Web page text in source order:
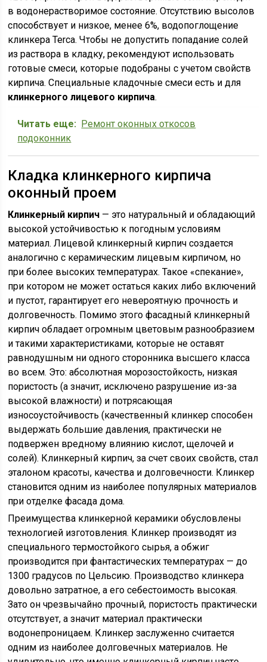
в водонерастворимое состояние. Отсутствию высолов
способствует и низкое, менее 6%, водопоглощение
клинкера Terca. Чтобы не допустить попадание солей
из раствора в кладку, рекомендуют использовать
готовые смеси, которые подобраны с учетом свойств
кирпича. Специальные кладочные смеси есть и для
клинкерного лицевого кирпича.
Читать еще: Ремонт оконных откосов
подоконник
Кладка клинкерного кирпича
оконный проем
Клинкерный кирпич — это натуральный и обладающий
высокой устойчивостью к погодным условиям
материал. Лицевой клинкерный кирпич создается
аналогично с керамическим лицевым кирпичом, но
при более высоких температурах. Такое «спекание»,
при котором не может остаться каких либо включений
и пустот, гарантирует его невероятную прочность и
долговечность. Помимо этого фасадный клинкерный
кирпич обладает огромным цветовым разнообразием
и такими характеристиками, которые не оставят
равнодушным ни одного сторонника высшего класса
во всем. Это: абсолютная морозостойкость, низкая
пористость (а значит, исключено разрушение из-за
высокой влажности) и потрясающая
износоустойчивость (качественный клинкер способен
выдержать большие давления, практически не
подвержен вредному влиянию кислот, щелочей и
солей). Клинкерный кирпич, за счет своих свойств, стал
эталоном красоты, качества и долговечности. Клинкер
становится одним из наиболее популярных материалов
при отделке фасада дома.
Преимущества клинкерной керамики обусловлены
технологией изготовления. Клинкер производят из
специального термостойкого сырья, а обжиг
производится при фантастических температурах — до
1300 градусов по Цельсию. Производство клинкера
довольно затратное, а его себестоимость высокая.
Зато он чрезвычайно прочный, пористость практически
отсутствует, а значит материал практически
водонепроницаем. Клинкер заслуженно считается
одним из наиболее долговечных материалов. Не